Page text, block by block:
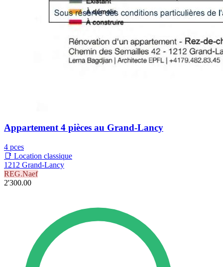
Appartement 4 pièces au Grand-Lancy
4 pces
📑 Location classique
1212 Grand-Lancy
REG.Naef
2'300.00